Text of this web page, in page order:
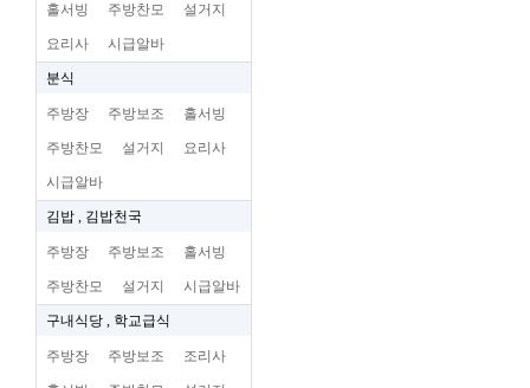
홀서빙 주방찬모 설거지
요리사 시급알바
분식
주방장 주방보조 홀서빙
주방찬모 설거지 요리사
시급알바
김밥 , 김밥천국
주방장 주방보조 홀서빙
주방찬모 설거지 시급알바
구내식당 , 학교급식
주방장 주방보조 조리사